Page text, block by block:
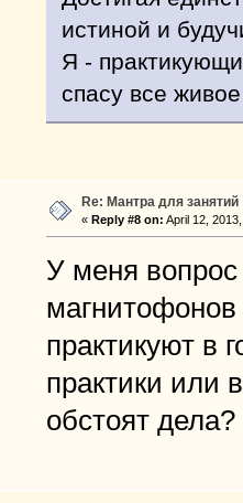
истиной и
Я -
спасу все
Re: Мантра для занятий
« Reply #8 on: April 12,
У меня вопрос
практикуют в
практики или
обстоят дела?